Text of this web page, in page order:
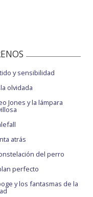
y sensibilidad
olvidada
Jones y la lámpara
atrás
del perro
perfecto
y los fantasmas de la